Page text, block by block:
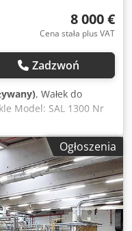
8 000 €
Cena stała plus VAT
Zadzwoń
, Wałek do
Model: SAL 1300 Nr
techniczne:
obrabianego
870 mm Prędkość
wałek skrobakowy:
pokryty gumą:
Aekr Ciśnienie
3-fazowy Rozmiar
1450kg Nr
Ogłoszenia